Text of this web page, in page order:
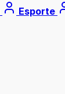
Esporte